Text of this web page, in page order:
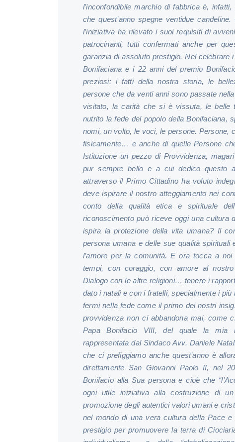
l’inconfondibile marchio di fabbrica è,
che quest’anno spegne ventidue
l’iniziativa ha rilevato i suoi requisiti di
patrocinanti, tutti confermati anche per
garanzia di assoluto prestigio.Nel celebrare i
Bonifaciana e i 22 anni del premio
preziosi: i fatti della nostra storia, le
persone che da venti anni sono passate
visitato, la carità che si è vissuta, le belle
nutrito la fede del popolo della Bonifaciana,
nomi, un volto, le voci, le persone. Persone,
fisicamente… e anche di quellePersone
Istituzione un pezzo di Provvidenza,
pur sempre bello e a cui dedico questo
attraverso il Primo Cittadino ha voluto
deve ispirare il nostro atteggiamento nei
conto della qualità etica e spirituale
riconoscimento può riceve oggi una cultura
ispira la protezione della vita umana? Il
persona umana e delle sue qualità
l’amore per la comunità. E ora tocca a noi
tempi, con coraggio, con amore al
Dialogo con le altre religioni… tenere i
dato i natali e con i fratelli, specialmente i
fermi nella fede come il primo dei nostri
provvidenza non ci abbandona mai, come
Papa Bonifacio VIII, del quale la mia
rappresentata dal Sindaco Avv. Daniele
che ci prefiggiamo anche quest’anno è
direttamente San Giovanni Paolo II, nel
Bonifacio alla Sua persona e cioè che
ogni utile iniziativa alla costruzione di
promozione degli autentici valori umani e
nel mondo di una vera cultura della Pace
prestigio per promuovere la terra di